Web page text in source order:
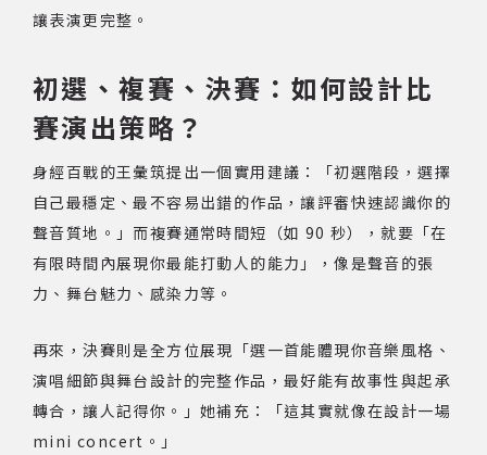
讓表演更完整。
初選、複賽、決賽：如何設計比
賽演出策略？
身經百戰的王彙筑提出一個實用建議：「初選階段，選擇
自己最穩定、最不容易出錯的作品，讓評審快速認識你的
聲音質地。」而複賽通常時間短（如 90 秒），就要「在
有限時間內展現你最能打動人的能力」，像是聲音的張
力、舞台魅力、感染力等。
再來，決賽則是全方位展現「選一首能體現你音樂風格、
演唱細節與舞台設計的完整作品，最好能有故事性與起承
轉合，讓人記得你。」她補充：「這其實就像在設計一場
mini concert。」